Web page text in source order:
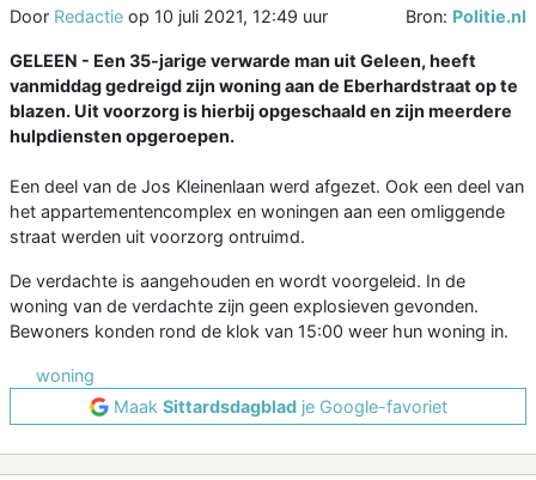
Door Redactie op 10 juli 2021, 12:49 uur Bron: Politie.nl
GELEEN - Een 35-jarige verwarde man uit Geleen, heeft
vanmiddag gedreigd zijn woning aan de Eberhardstraat op te
blazen. Uit voorzorg is hierbij opgeschaald en zijn meerdere
hulpdiensten opgeroepen.
Een deel van de Jos Kleinenlaan werd afgezet. Ook een deel van
het appartementencomplex en woningen aan een omliggende
straat werden uit voorzorg ontruimd.
De verdachte is aangehouden en wordt voorgeleid. In de
woning van de verdachte zijn geen explosieven gevonden.
Bewoners konden rond de klok van 15:00 weer hun woning in.
woning
Maak Sittardsdagbladje Google-favoriet